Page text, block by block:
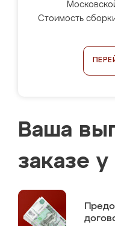
Стоимость
Ваша
заказе у